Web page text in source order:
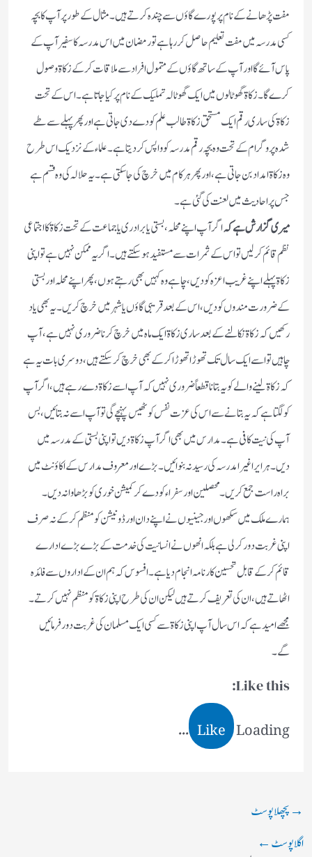
مفت پڑھانے کے نام پر پورے گاؤں سے چندہ کرتے ہیں۔مثال کے طور پر آپ کا بچہ
کسی مدرسہ میں مفت تعلیم حاصل کررہا ہے تو رمضان میں اس مدرسہ کا سفیر آپ کے
پاس آئے گا اور آپ کے ساتھ گاؤں کے متمول افراد سے ملاقات کرکے زکاۃ وصول
کرے گا۔زکاۃ گھوٹالوں میں ایک گھوٹالہ تملیک کے نام پر کیا جاتا ہے۔اس کے تحت
زکاۃ کی ساری رقم ایک مستحق زکاۃ طالب علم کو دے دی جاتی ہے اور پھر پہلے سے طے
شدہ پروگرام کے تحت وہ بچہ رقم مدرسہ کو واپس کردیتا ہے۔علماء کے نزدیک اس طرح
وہ زکاۃ امداد بن جاتی ہے،اور پھر ہر کام میں خرچ کی جاسکتی ہے۔یہ حلالہ کی وہ قسم ہے
جس پر احادیث میں لعنت کی گئی ہے۔
میری گزارش ہے کہاگر آپ اپنے محلہ،بستی یا برادری یا جماعت کے تحت زکاۃ کا اجتماعی
نظم قائم کرلیں تو اس کے ثمرات سے مستفید ہوسکتے ہیں۔اگر یہ ممکن نہیں ہے تو اپنی
زکاۃ پہلے اپنے غریب اعزہ کو دیں،چاہے وہ کہیں بھی رہتے ہوں،پھر اپنے محلہ اور بستی
کے ضرورت مندوں کو دیں،اس کے بعد قریبی گاؤں یا شہر میں خرچ کریں۔یہ بھی یاد
رکھیں کہ زکاۃ نکالنے کے بعد ساری زکاۃ ایک ماہ میں خرچ کرنا ضروری نہیں ہے،آپ
چاہیں تو اسے ایک سال تک تھوڑا تھوڑا کرکے بھی خرچ کرسکتے ہیں،دوسری بات یہ ہے
کہ زکاۃ لینے والے کو یہ بتانا قطعاً ضروری نہیں کہ آپ اسے زکاۃ دے رہے ہیں،اگر آپ
کو لگتا ہے کہ یہ بتانے سے اس کی عزت نفس کو ٹھیس پہنچے گی تو آپ اسے نہ بتائیں،بس
آپ کی نیت کافی ہے۔مدارس میں بھی اگر آپ زکاۃ دیں تو اپنی بستی کے مدرسہ میں
دیں۔ہر ایرا غیرا مدرسہ کی رسید نہ بنوائیں۔بڑے اور معروف مدارس کے اکاؤنٹ میں
براہ راست جمع کریں۔محصلین اور سفراء کو دے کر کمیشن خوری کو بڑھاوا نہ دیں۔
ہمارے ملک میں سکھوں اور جینیوں نے اپنے دان اور ڈونیشن کو منظم کرکے نہ صرف
اپنی غربت دور کرلی ہے بلکہ انھوں نے انسانیت کی خدمت کے بڑے بڑے ادارے
قائم کرکے قابل تحسین کارنامہ انجام دیا ہے۔افسوس کہ ہم ان کے اداروں سے فائدہ
اٹھاتے ہیں،ان کی تعریف کرتے ہیں لیکن ان کی طرح اپنی زکاۃ کو منظم نہیں کرتے۔
مجھے امید ہے کہ اس سال آپ اپنی زکاۃ سے کسی ایک مسلمان کی غربت دور فرمائیں
گے۔
Like this:
Like Loading...
→پچھلا پوسٹ
اگلا پوسٹ←